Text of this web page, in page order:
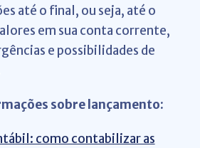
até o final, ou seja, até o
em sua conta corrente,
e possibilidades de
sobre lançamento:
como contabilizar as